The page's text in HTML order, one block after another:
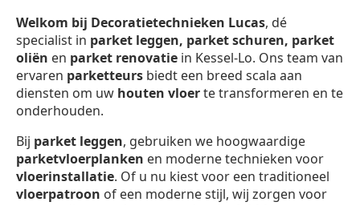
Welkom bij Decoratietechnieken Lucas, dé
specialist in parket leggen, parket schuren, parket
oliën en parket renovatie in Kessel-Lo. Ons team van
ervaren parketteurs biedt een breed scala aan
diensten om uw houten vloerte transformeren en te
onderhouden.
Bij parket leggen, gebruiken we hoogwaardige
parketvloerplanken en moderne technieken voor
vloerinstallatie. Of u nu kiest voor een traditioneel
vloerpatroon of een moderne stijl, wij zorgen voor